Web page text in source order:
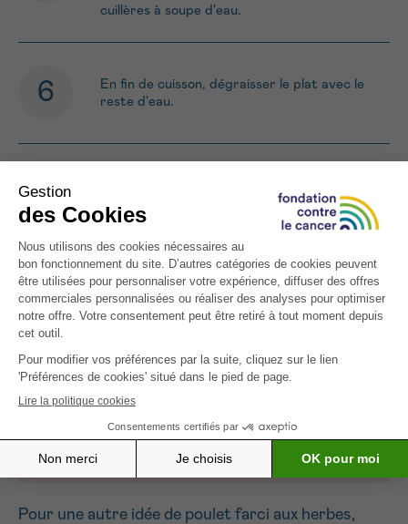
cuillères à soupe d'eau.
En fin de cuisson, dégraisser le plat avec le
reste d'eau.
légumes de saison et des pommes de terre
(cuite à l'eau, à la vapeur ou au four)
ATTENTION : Cette recette est
destinée aux personnes atteintes d’un
cancer. Celle-ci est riche en calories
et/ou protéines, ou spécifiquement
développée pour certains symptômes
goût et fatigue).
Pour une autre idée de poulet farci aux herbes,